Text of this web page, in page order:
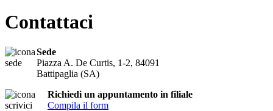
Contattaci
Sede
Piazza A. De Curtis, 1-2, 84091
Battipaglia (SA)
Richiedi un appuntamento in filiale
Compila il form